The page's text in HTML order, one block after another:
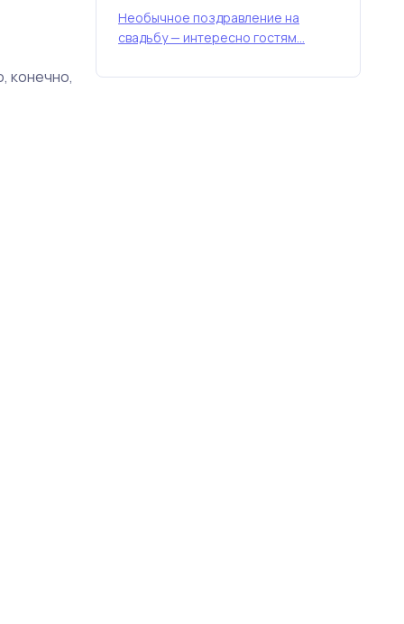
конечно,
Необычное поздравление на
свадьбу — интересно гостям…